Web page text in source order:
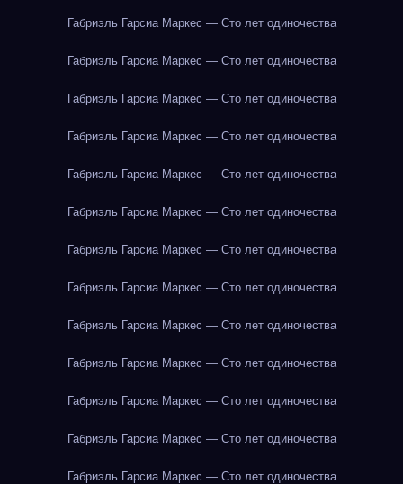
Габриэль Гарсиа Маркес — Сто лет одиночества
Габриэль Гарсиа Маркес — Сто лет одиночества
Габриэль Гарсиа Маркес — Сто лет одиночества
Габриэль Гарсиа Маркес — Сто лет одиночества
Габриэль Гарсиа Маркес — Сто лет одиночества
Габриэль Гарсиа Маркес — Сто лет одиночества
Габриэль Гарсиа Маркес — Сто лет одиночества
Габриэль Гарсиа Маркес — Сто лет одиночества
Габриэль Гарсиа Маркес — Сто лет одиночества
Габриэль Гарсиа Маркес — Сто лет одиночества
Габриэль Гарсиа Маркес — Сто лет одиночества
Габриэль Гарсиа Маркес — Сто лет одиночества
Габриэль Гарсиа Маркес — Сто лет одиночества